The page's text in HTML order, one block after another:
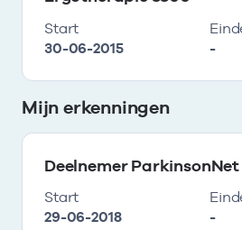
Start
30-06-2015
-
Mijn erkenningen
Deelnemer ParkinsonNet
Start
29-06-2018
-